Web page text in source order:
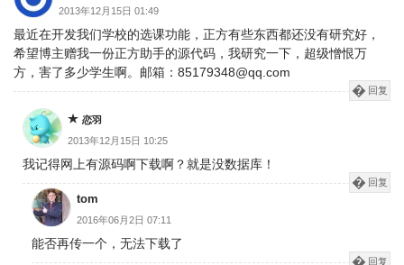
2013年12月15日 01:49
最近在开发我们学校的选课功能，正方有些东西都还没有研究好，
希望博主赠我一份正方助手的源代码，我研究一下，超级憎恨万
方，害了多少学生啊。邮箱：85179348@qq.com
回复
恋羽
2013年12月15日 10:25
我记得网上有源码啊下载啊？就是没数据库！
回复
tom
2016年06月2日 07:11
能否再传一个，无法下载了
回复